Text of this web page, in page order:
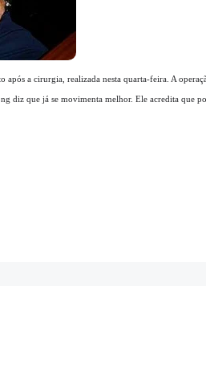
a cirurgia, realizada nesta quarta-feira. A
diz que já se movimenta melhor. Ele acredita que